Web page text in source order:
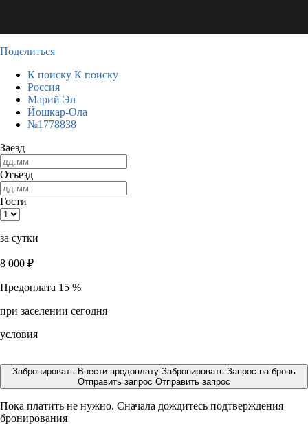
Поделиться
К поиску К поиску
Россия
Марий Эл
Йошкар-Ола
№1778838
Заезд
Отъезд
Гости
за сутки
8 000 ₽
Предоплата 15 %
при заселении сегодня
условия
Забронировать Внести предоплату Забронировать Запрос на бронь
Отправить запрос Отправить запрос
Пока платить не нужно. Сначала дождитесь подтверждения
бронирования